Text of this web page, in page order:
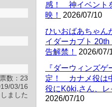
数：23
03/16
ました
感！ 神イベント
映！
2026/07/10
ひいおばあちゃん
イダーカブト
告解禁！
2026/07/
『ダーウィンズ
定！ カナメ役は
役にKōki,さん、
2026/07/10